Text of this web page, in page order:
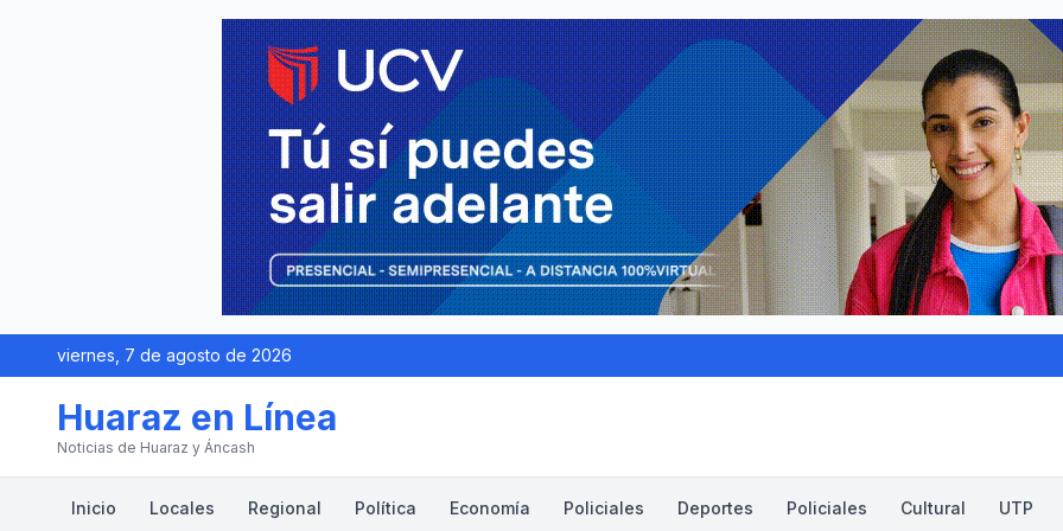
viernes, 7 de agosto de 2026
Huaraz en Línea
Noticias de Huaraz y Áncash
Inicio Locales Regional Política Economía Policiales Deportes Policiales Cultural UTP